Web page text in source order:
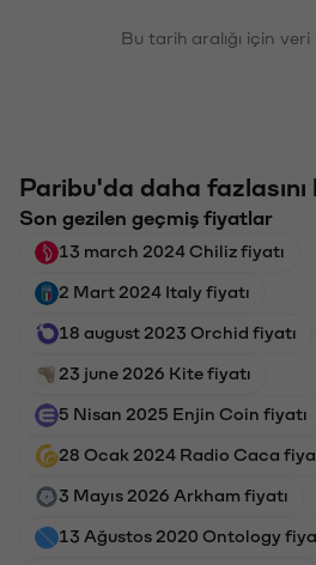
Bu tarih aralığı için veri
Paribu'da daha fazlasını
Son gezilen geçmiş fiyatlar
13 march 2024 Chiliz fiyatı
2 Mart 2024 Italy fiyatı
18 august 2023 Orchid fiyatı
23 june 2026 Kite fiyatı
5 Nisan 2025 Enjin Coin fiyatı
28 Ocak 2024 Radio Caca
3 Mayıs 2026 Arkham fiyatı
13 Ağustos 2020 Ontology